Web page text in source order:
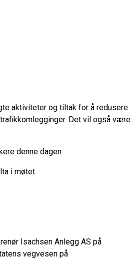
aktiviteter og tiltak for å redusere
Det vil også være
denne dagen.
i møtet.
Isachsen Anlegg AS på
vegvesen på